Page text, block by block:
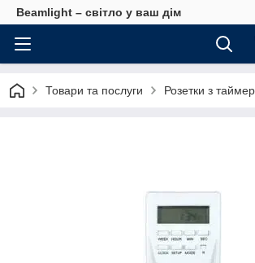
Beamlight – світло у ваш дім
Товари та послуги Розетки з